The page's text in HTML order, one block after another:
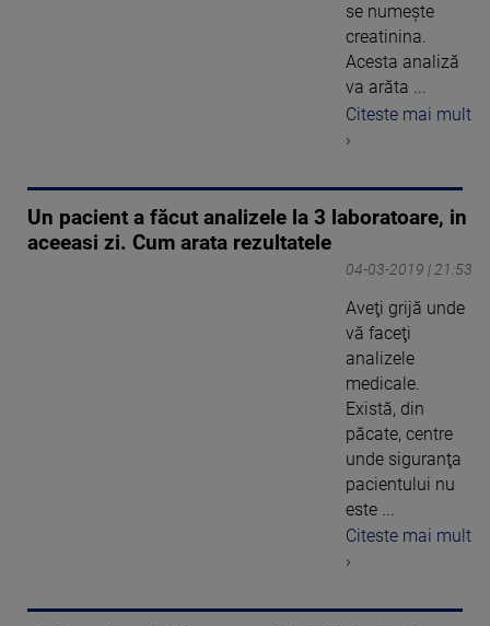
se numeşte
creatinina.
Acesta analiză
va arăta ...
Citeste mai mult
›
Un pacient a făcut analizele la 3 laboratoare, in
aceeasi zi. Cum arata rezultatele
04-03-2019 | 21:53
Aveţi grijă unde
vă faceţi
analizele
medicale.
Există, din
păcate, centre
unde siguranţa
pacientului nu
este ...
Citeste mai mult
›